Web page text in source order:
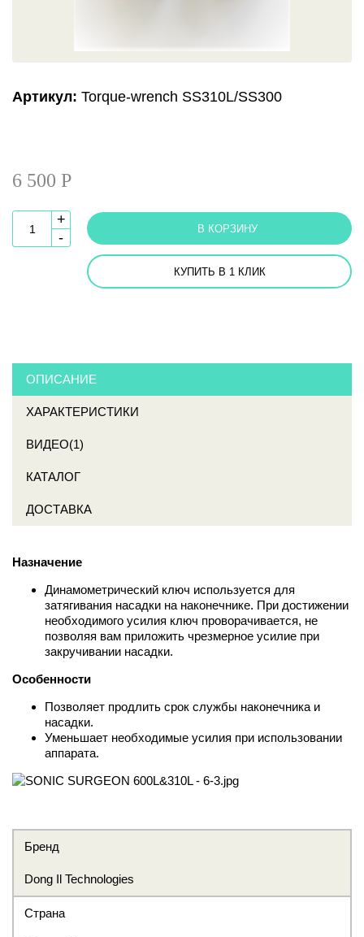
Артикул: Torque-wrench SS310L/SS300
6 500 Р
-
+
В КОРЗИНУ
КУПИТЬ В 1 КЛИК
ОПИСАНИЕ
ХАРАКТЕРИСТИКИ
ВИДЕО(1)
КАТАЛОГ
ДОСТАВКА
Назначение
Динамометрический ключ используется для
затягивания насадки на наконечнике. При достижении
необходимого усилия ключ проворачивается, не
позволяя вам приложить чрезмерное усилие при
закручивании насадки.
Особенности
Позволяет продлить срок службы наконечника и
насадки.
Уменьшает необходимые усилия при использовании
аппарата.
Бренд
Dong Il Technologies
Страна